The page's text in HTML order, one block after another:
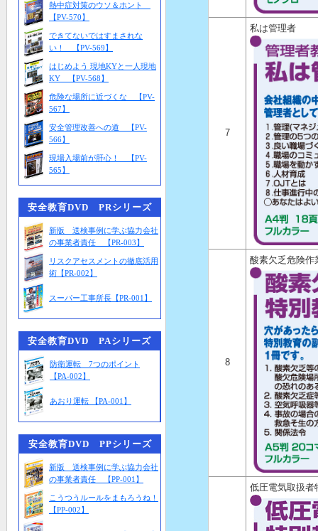
熱中症対策のウソ＆ホント
【PV-570】
できてないではすまされな
い！ 【PV-569】
はじめよう 現地KYと一人現地
KY 【PV-568】
危険な場所に近づくな 【PV-
567】
安全管理改善への道 【PV-
566】
現場入場前が肝心！ 【PV-
565】
安全教育DVD PRシリーズ
新版 送検事例に学ぶ協力会社
の事業者責任 【PR-003】
リスクアセスメントの徹底活用
術【PR-002】
スーパー工事所長【PR-001】
安全教育DVD PAシリーズ
防衛運転 7つのポイント
【PA-002】
あおり運転 【PA-001】
安全教育DVD PPシリーズ
新版 送検事例に学ぶ協力会社
の事業者責任 【PP-001】
こうつうルールをまもろうね！
【PP-002】
7
私は管理者
8
酸素欠乏危険作
低圧電気取扱者